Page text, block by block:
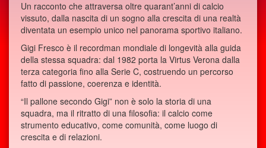
Un racconto che attraversa oltre quarant’anni di calcio
vissuto, dalla nascita di un sogno alla crescita di una realtà
diventata un esempio unico nel panorama sportivo italiano.
Gigi Fresco è il recordman mondiale di longevità alla guida
della stessa squadra: dal 1982 porta la Virtus Verona dalla
terza categoria fino alla Serie C, costruendo un percorso
fatto di passione, coerenza e identità.
“Il pallone secondo Gigi” non è solo la storia di una
squadra, ma il ritratto di una filosofia: il calcio come
strumento educativo, come comunità, come luogo di
crescita e di relazioni.